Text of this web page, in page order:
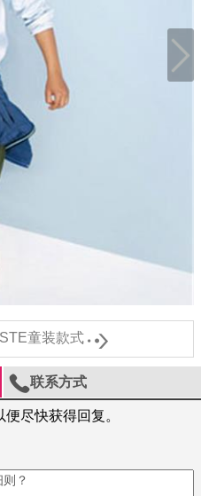
童装款式
联系方式
尽快获得回复。